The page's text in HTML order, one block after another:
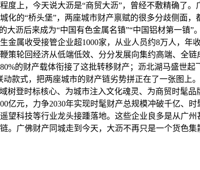
度上，今天说大沥是“商贸大沥”，曾经不敷精确了
化的“桥头堡”，两座城市财产禀赋的很多分歧侧面
大沥后来成为“中国有色金属名镇”“中国铝材第一
金属收受接管企业超1000家，从业人员约8万人，
策轮回经济从低端低效、分分发展向集约高端、全
的财产载体衔接了这批转移财产；沥北湖马盛世
动款式，把两座城市的财产链劣势拼正在了一张图
树登时标核心、为城市注入文化魂灵、为商贸时髦
亿元，力争2030年实现时髦财产总规模冲破千亿、
望科技等行业龙头接踵落地。这些企业良多是从广
。广佛财产同城走到今天，大沥不再只是一个货色